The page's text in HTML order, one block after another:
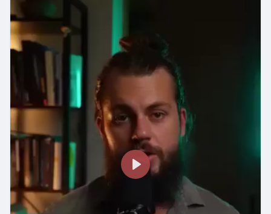
在口感上，IQOS煙霧的風味與傳統香煙有著明顯的差
異，雖然吸入時的感覺更為順滑，但對於某些老煙民來
說，可能會覺得少了些許的強烈。這讓我思考，是否還
是回到傳統香煙會讓人更為滿足。
用戶對IQOS主機的整體滿意度
長期使用下來，對於IQOS主機的整體滿意度，因人而
異。有些用戶反映他們在過程中成功減少了對傳統香煙
的依賴，而另一些人則表示無法完全放下舊有的習慣。
對於那些尋求更健康選擇的吸煙者來說，IQOS主機無
疑是一個不錯的選擇，但IQOS 主機購買
https://www.iqosdevice52.com/
時需注意適應過程
的挑戰。
菸貼片，效果會更明顯。
總結來說，Geek Bar電子煙
https://www.geekbarzf.com/
適合作為戒菸過渡或替
煙工具，短期使用可以減少香菸攝取、滿足口感需求，
但不能完全替代戒菸計畫。對想嘗試替煙的人來說，選
擇 Geek Bar Pulse X 不失為一個方便、口感穩定的選
擇，但持續自我控管與降低尼古丁濃度，才是成功戒菸
的關鍵。
P
a